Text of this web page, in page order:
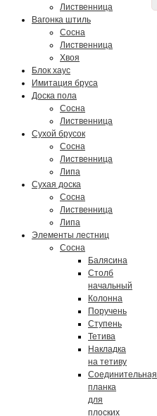
Лиственница
Вагонка штиль
Сосна
Лиственница
Хвоя
Блок хаус
Имитация бруса
Доска пола
Сосна
Лиственница
Сухой брусок
Сосна
Лиственница
Липа
Сухая доска
Сосна
Лиственница
Липа
Элементы лестниц
Сосна
Балясина
Столб
начальный
Колонна
Поручень
Ступень
Тетива
Накладка
на тетиву
Соединительная
планка
для
плоских